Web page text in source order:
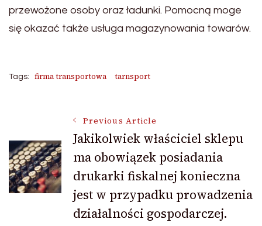
przewożone osoby oraz ładunki. Pomocną moge
się okazać także usługa magazynowania towarów.
Tags: firma transportowa tarnsport
Navigation
Previous Article
Jakikolwiek właściciel sklepu
ma obowiązek posiadania
drukarki fiskalnej konieczna
jest w przypadku prowadzenia
działalności gospodarczej.